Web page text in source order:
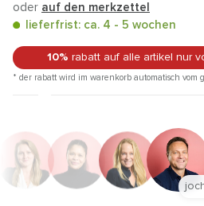
oder auf den merkzettel
lieferfrist: ca. 4 - 5 wochen
10% rabatt auf alle artikel nur
* der rabatt wird im warenkorb automatisch vom